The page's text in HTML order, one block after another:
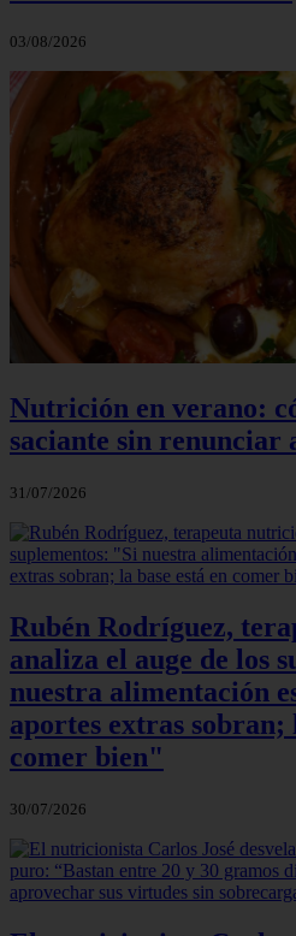
03/08/2026
Nutrición en verano:
saciante sin renunciar
31/07/2026
Rubén Rodríguez,
analiza el auge de los
nuestra alimentación
aportes extras sobran;
comer bien"
30/07/2026